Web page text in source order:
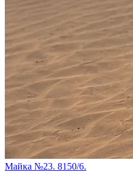
Майка №23. 8150/6.